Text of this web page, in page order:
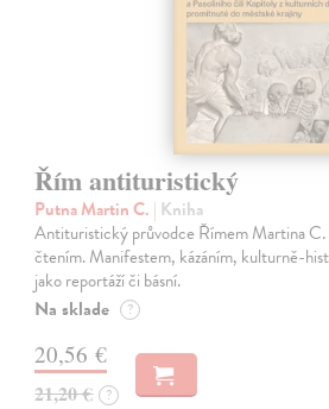
Řím antituristický
Putna Martin C. | Kniha
Antituristický průvodce Římem Martina
čtením. Manifestem, kázáním, kulturně-
jako reportáží či básní.
Na sklade ?
20,56 €
21,20 € ?